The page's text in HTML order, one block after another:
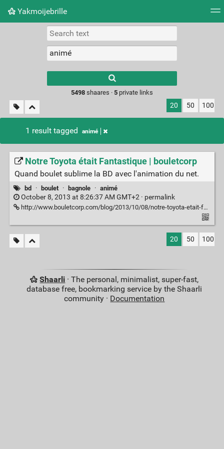
Yakmoijebrille
Picture wall
results.
5498shaares · 5private links
20 50 100
1 result tagged animé
Notre Toyota était Fantastique | bouletcorp
Quand boulet sublime la BD avec l'animation du net.
bd · boulet · bagnole · animé
October 8, 2013 at 8:26:37 AM GMT+2 · permalink
http://www.bouletcorp.com/blog/2013/10/08/notre-toyota-etait-fantastique/
20 50 100
Shaarli · The personal, minimalist, super-fast,
database free, bookmarking service by the Shaarli
community · Documentation